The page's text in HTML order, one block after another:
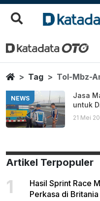
Tol Mbz
Berita Terbaru
HomeTag Tol-Mbz-
NEWS
Jasa
untuk
21 Mei
Artikel Terpopuler
1
Hasil Sprint Race
Perkasa di Britania